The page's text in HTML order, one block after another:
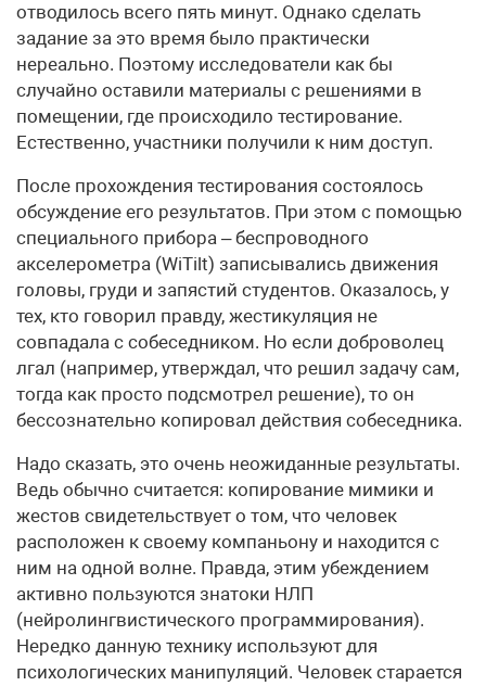
отводилось всего пять минут. Однако сделать
задание за это время было практически
нереально. Поэтому исследователи как бы
случайно оставили материалы с решениями в
помещении, где происходило тестирование.
Естественно, участники получили к ним доступ.
После прохождения тестирования состоялось
обсуждение его результатов. При этом с помощью
специального прибора – беспроводного
акселерометра (WiTilt) записывались движения
головы, груди и запястий студентов. Оказалось, у
тех, кто говорил правду, жестикуляция не
совпадала с собеседником. Но если доброволец
лгал (например, утверждал, что решил задачу сам,
тогда как просто подсмотрел решение), то он
бессознательно копировал действия собеседника.
Надо сказать, это очень неожиданные результаты.
Ведь обычно считается: копирование мимики и
жестов свидетельствует о том, что человек
расположен к своему компаньону и находится с
ним на одной волне. Правда, этим убеждением
активно пользуются знатоки НЛП
(нейролингвистического программирования).
Нередко данную технику используют для
психологических манипуляций. Человек старается